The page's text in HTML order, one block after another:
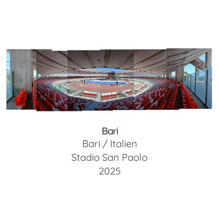
Bari
Bari / Italien
Stadio San Paolo
2025